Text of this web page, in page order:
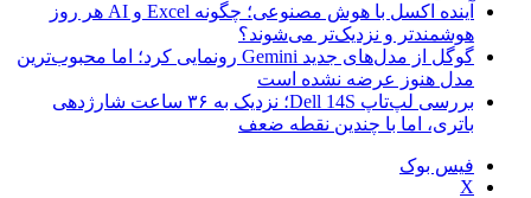
آینده اکسل با هوش مصنوعی؛ چگونه Excel و AI هر روز
هوشمندتر و نزدیک‌تر می‌شوند؟
گوگل از مدل‌های جدید Gemini رونمایی کرد؛ اما محبوب‌ترین
مدل هنوز عرضه نشده است
بررسی لپ‌تاپ Dell 14S؛ نزدیک به ۳۶ ساعت شارژدهی
باتری، اما با چندین نقطه ضعف
فیس بوک
X